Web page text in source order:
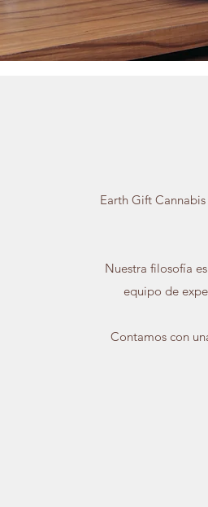
Earth Gift
Nuestra filosofía
equipo de
Contamos con